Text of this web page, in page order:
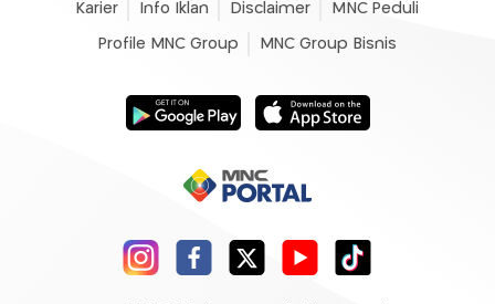
Karier Info Iklan Disclaimer MNC Peduli
Profile MNC Group MNC Group Bisnis